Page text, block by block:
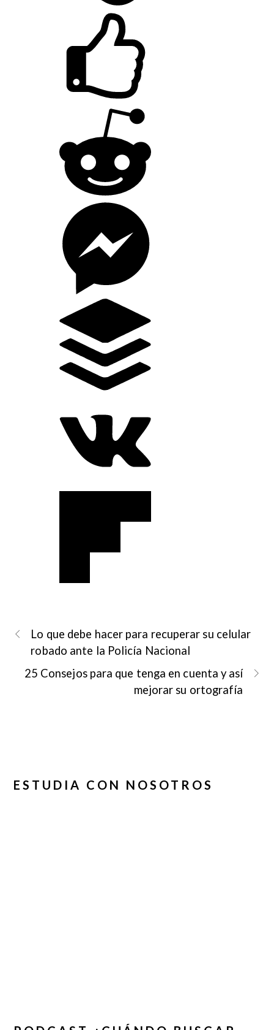
Lo que debe hacer para recuperar su celular
robado ante la Policía Nacional
25 Consejos para que tenga en cuenta y así
mejorar su ortografía
ESTUDIA CON NOSOTROS